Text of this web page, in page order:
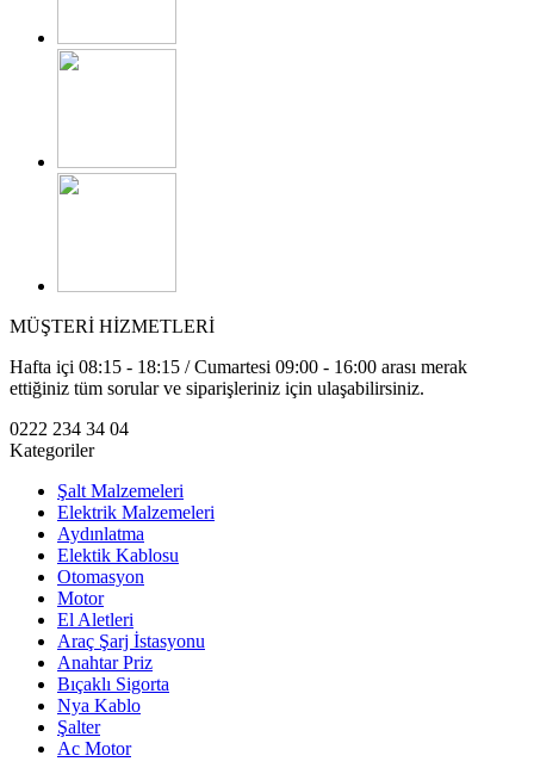
MÜŞTERİ HİZMETLERİ
Hafta içi 08:15 - 18:15 / Cumartesi 09:00 - 16:00 arası merak
ettiğiniz tüm sorular ve siparişleriniz için ulaşabilirsiniz.
0222 234 34 04
Kategoriler
Şalt Malzemeleri
Elektrik Malzemeleri
Aydınlatma
Elektik Kablosu
Otomasyon
Motor
El Aletleri
Araç Şarj İstasyonu
Anahtar Priz
Bıçaklı Sigorta
Nya Kablo
Şalter
Ac Motor